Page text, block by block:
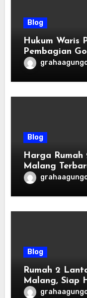
Blog
Hukum Waris
Pembagian
Blog
Harga
Malang
Tahun 2026
Blog
Rumah 2
Malang, Siap
Premium |